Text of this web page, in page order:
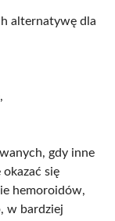
alternatywę dla
gdy inne
się
hemoroidów,
w bardziej